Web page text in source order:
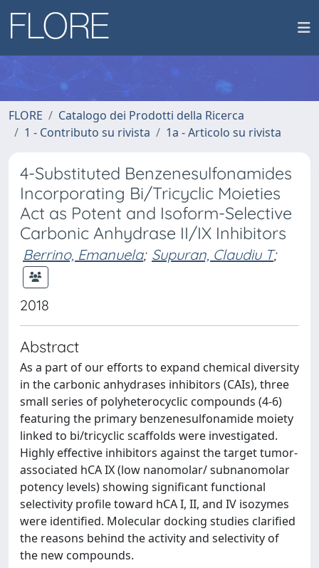
FLORE
Catalogo dei Prodotti della Ricerca
1 - Contributo su rivista
1a - Articolo su rivista
4-Substituted Benzenesulfonamides
Incorporating Bi/Tricyclic Moieties
Act as Potent and Isoform-Selective
Carbonic Anhydrase II/IX Inhibitors
Berrino, Emanuela; Supuran, Claudiu T;
2018
Abstract
As a part of our efforts to expand chemical diversity
in the carbonic anhydrases inhibitors (CAIs), three
small series of polyheterocyclic compounds (4-6)
featuring the primary benzenesulfonamide moiety
linked to bi/tricyclic scaffolds were investigated.
Highly effective inhibitors against the target tumor-
associated hCA IX (low nanomolar/ subnanomolar
potency levels) showing significant functional
selectivity profile toward hCA I, II, and IV isozymes
were identified. Molecular docking studies clarified
the reasons behind the activity and selectivity of
the new compounds.